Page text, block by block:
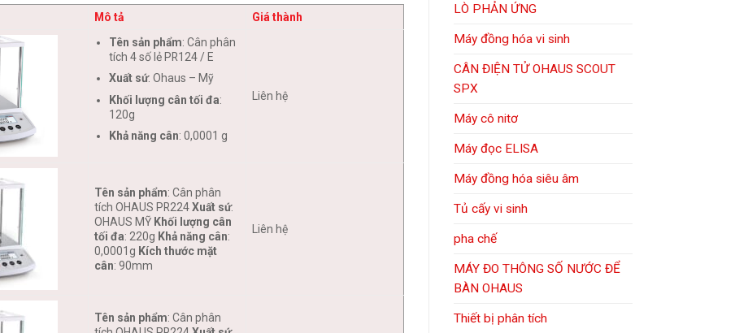
LÒ PHẢN ỨNG
Máy đồng hóa vi sinh
CÂN ĐIỆN TỬ OHAUS SCOUT
SPX
Máy cô nitơ
Máy đọc ELISA
Máy đồng hóa siêu âm
Tủ cấy vi sinh
pha chế
MÁY ĐO THÔNG SỐ NƯỚC ĐỂ
BÀN OHAUS
Thiết bị phân tích
Mô tả Giá thành
Tên sản phẩm: Cân phân
tích 4 số lẻ PR124 / E
Xuất sứ: Ohaus – Mỹ
Khối lượng cân tối đa:
120g
Khả năng cân: 0,0001 g
Liên hệ
Tên sản phẩm: Cân phân
tích OHAUS PR224Xuất sứ:
OHAUS MỸ Khối lượng cân
tối đa: 220g Khả năng cân:
0,0001g Kích thước mặt
cân: 90mm
Liên hệ
Tên sản phẩm: Cân phân